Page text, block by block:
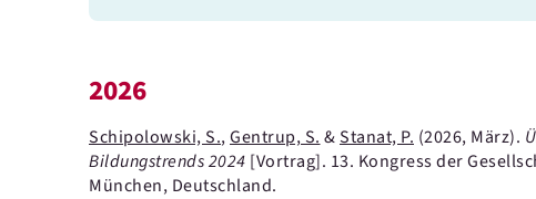
2026
Schipolowski, S.,Gentrup, S. &Stanat, P. (2026, März).
Bildungstrends 2024 [Vortrag]. 13. Kongress der
München, Deutschland.